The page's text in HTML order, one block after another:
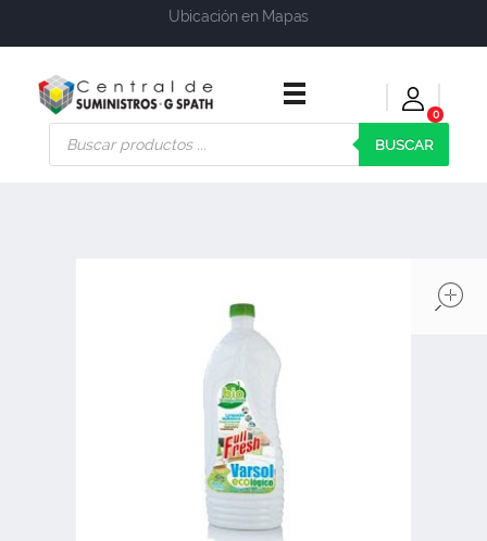
Ubicación en Mapas
Central de Suministros Gspath
Suministros y soluciones integrales para su empresa o negocio
0
BUSCAR